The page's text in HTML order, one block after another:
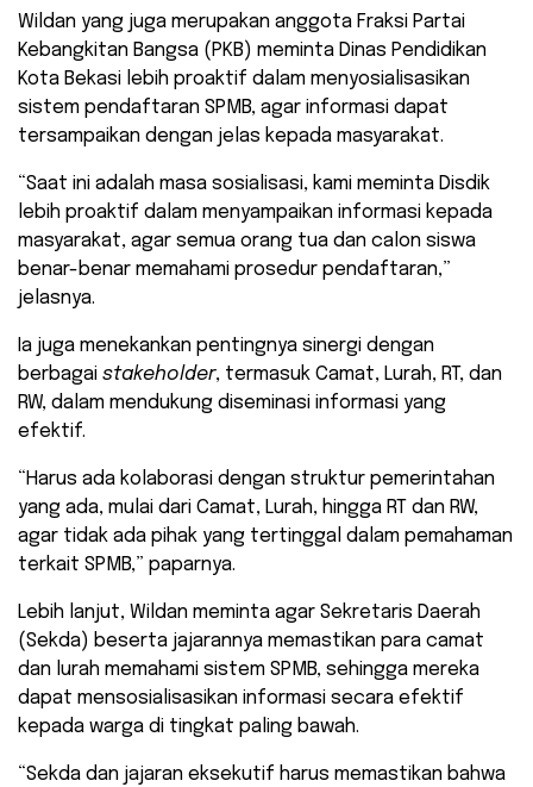
Wildan yang juga merupakan anggota Fraksi Partai
Kebangkitan Bangsa (PKB) meminta Dinas Pendidikan
Kota Bekasi lebih proaktif dalam menyosialisasikan
sistem pendaftaran SPMB, agar informasi dapat
tersampaikan dengan jelas kepada masyarakat.
“Saat ini adalah masa sosialisasi, kami meminta Disdik
lebih proaktif dalam menyampaikan informasi kepada
masyarakat, agar semua orang tua dan calon siswa
benar-benar memahami prosedur pendaftaran,”
jelasnya.
Ia juga menekankan pentingnya sinergi dengan
berbagai stakeholder, termasuk Camat, Lurah, RT, dan
RW, dalam mendukung diseminasi informasi yang
efektif.
“Harus ada kolaborasi dengan struktur pemerintahan
yang ada, mulai dari Camat, Lurah, hingga RT dan RW,
agar tidak ada pihak yang tertinggal dalam pemahaman
terkait SPMB,” paparnya.
Lebih lanjut, Wildan meminta agar Sekretaris Daerah
(Sekda) beserta jajarannya memastikan para camat
dan lurah memahami sistem SPMB, sehingga mereka
dapat mensosialisasikan informasi secara efektif
kepada warga di tingkat paling bawah.
“Sekda dan jajaran eksekutif harus memastikan bahwa